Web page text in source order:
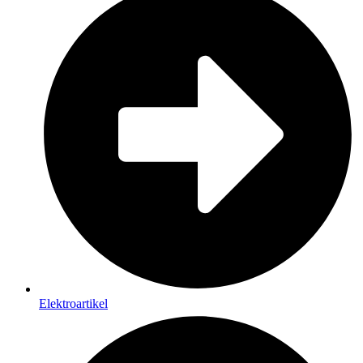
Elektroartikel